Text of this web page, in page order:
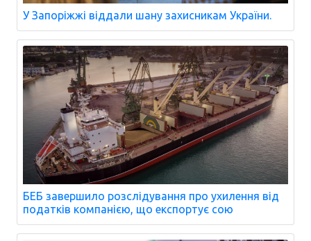
У Запоріжжі віддали шану захисникам України.
БЕБ завершило розслідування про ухилення від
податків компанією, що експортує сою